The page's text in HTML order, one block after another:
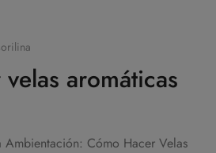
aromáticas
Ambientación: Cómo Hacer Velas